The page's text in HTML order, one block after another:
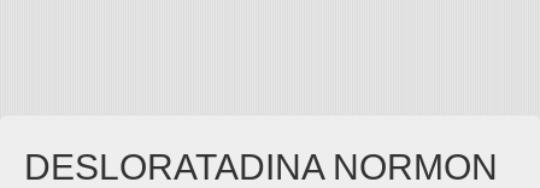
DESLORATADINA NORMON